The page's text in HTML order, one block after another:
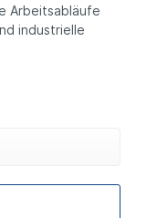
Arbeitsabläufe
industrielle